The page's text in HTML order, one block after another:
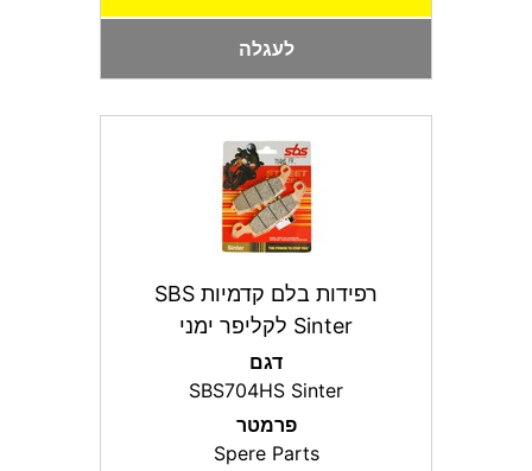
לעגלה
רפידות בלם קדמיות SBS
Sinter לקליפר ימני
דגם
SBS704HS Sinter
פרמטר
Spere Parts